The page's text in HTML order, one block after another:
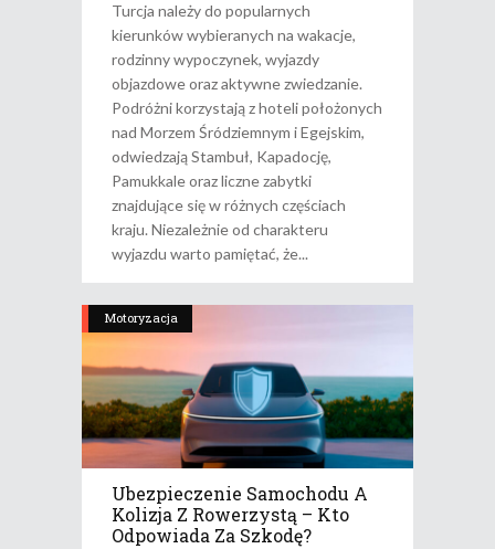
Turcja należy do popularnych
kierunków wybieranych na wakacje,
rodzinny wypoczynek, wyjazdy
objazdowe oraz aktywne zwiedzanie.
Podróżni korzystają z hoteli położonych
nad Morzem Śródziemnym i Egejskim,
odwiedzają Stambuł, Kapadocję,
Pamukkale oraz liczne zabytki
znajdujące się w różnych częściach
kraju. Niezależnie od charakteru
wyjazdu warto pamiętać, że
Motoryzacja
Ubezpieczenie Samochodu A
Kolizja Z Rowerzystą – Kto
Odpowiada Za Szkodę?